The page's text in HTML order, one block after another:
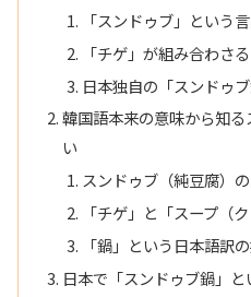
「スンドゥブ」という
「チゲ」が組み合わさ
日本独自の「スンドゥ
韓国語本来の意味から知
い
スンドゥブ（純豆腐）
「チゲ」と「スープ（
「鍋」という日本語訳
日本で「スンドゥブ鍋」